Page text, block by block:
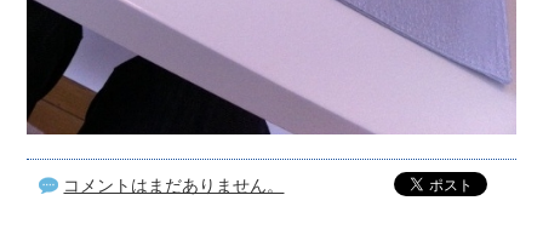
コメントはまだありません。